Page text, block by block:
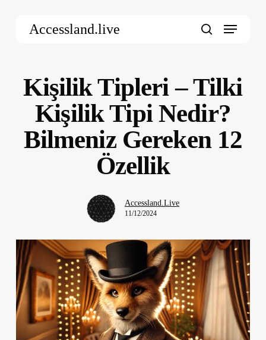
Accessland.live Menu
Kişilik Tipleri – Tilki
Kişilik Tipi Nedir?
Bilmeniz Gereken 12
Özellik
Accessland.Live
11/12/2024